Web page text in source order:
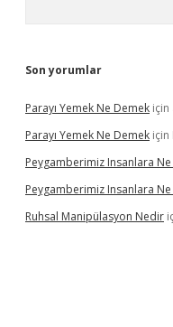
Son yorumlar
Parayı Yemek Ne Demek için
Parayı Yemek Ne Demek için
Peygamberimiz Insanlara
Peygamberimiz Insanlara
Ruhsal Manipülasyon Nedir